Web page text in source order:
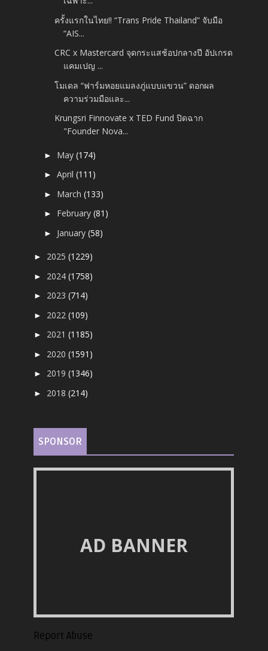
ครั้งแรกในไทย!! “Trans Pride Thailand” จับมือ
“AIS...
CRC x Mastercard จุดกระแสช้อปกลางปี อัปเกรด
แคมเปญ ...
โมเดล “ฟาร์มหอยแมลงภู่แบบแขวน” ดอกผล
ความร่วมมือและ...
Krungsri Finnovate x TED Fund ปิดฉาก
"Founder Nova...
► May(174)
►April(111)
► March(133)
► February(81)
► January(58)
► 2025(1229)
► 2024(1758)
► 2023(714)
► 2022(109)
► 2021(1185)
► 2020(1591)
► 2019(1346)
► 2018(214)
SPONSOR
AD BANNER
Report Abuse